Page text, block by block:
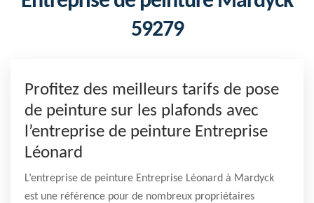
59279
Profitez des meilleurs tarifs de pose
de peinture sur les plafonds avec
l’entreprise de peinture Entreprise
Léonard
L’entreprise de peinture Entreprise Léonard à Mardyck
est une référence pour de nombreux propriétaires